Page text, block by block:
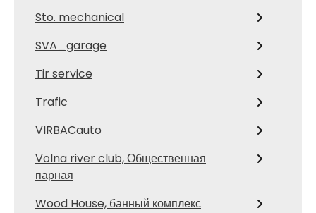
Sto. mechanical
SVA_garage
Tir service
Trafic
VIRBACauto
Volna river club, Общественная
парная
Wood House, банный комплекс